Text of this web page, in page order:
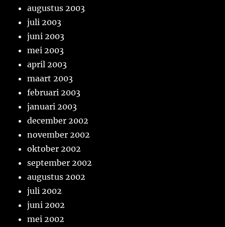
augustus 2003
juli 2003
juni 2003
mei 2003
april 2003
maart 2003
februari 2003
januari 2003
december 2002
november 2002
oktober 2002
september 2002
augustus 2002
juli 2002
juni 2002
mei 2002